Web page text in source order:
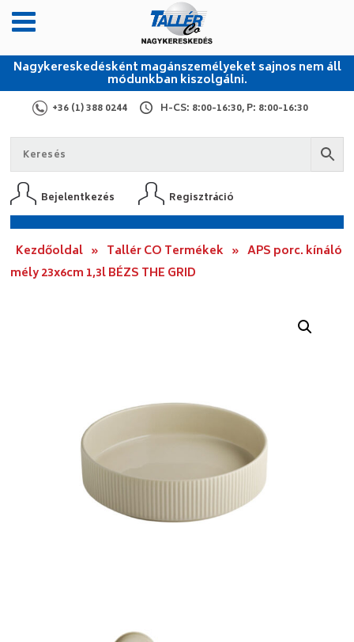
Nagykereskedésként magánszemélyeket sajnos nem áll
módunkban kiszolgálni.
+36 (1) 388 0244 H-CS: 8:00-16:30, P: 8:00-16:30
Bejelentkezés Regisztráció
Kezdőoldal » Tallér CO Termékek » APS porc. kínáló
mély 23x6cm 1,3l BÉZS THE GRID